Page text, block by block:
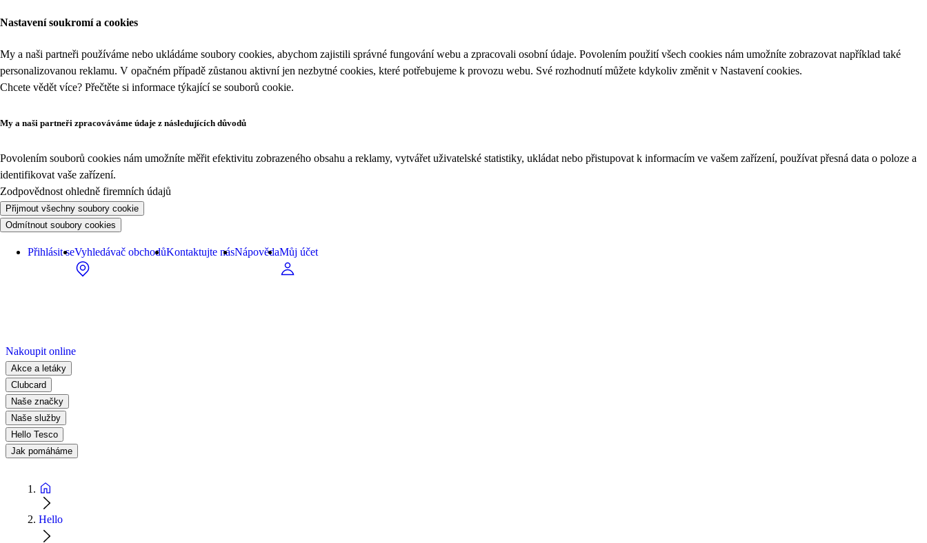
Nastavení soukromí a cookies
My a naši partneři používáme nebo ukládáme soubory cookies, abychom zajistili správné fungování webu a zpracovali osobní údaje. Povolením použití všech cookies nám umožníte zobrazovat například také
personalizovanou reklamu. V opačném případě zůstanou aktivní jen nezbytné cookies, které potřebujeme k provozu webu. Své rozhodnutí můžete kdykoliv změnit v Nastavení cookies.
Chcete vědět více? Přečtěte si informace týkající se souborů cookie.
My a naši partneři zpracováváme údaje z následujících důvodů
Povolením souborů cookies nám umožníte měřit efektivitu zobrazeného obsahu a reklamy, vytvářet uživatelské statistiky, ukládat nebo přistupovat k informacím ve vašem zařízení, používat přesná data o poloze a
identifikovat vaše zařízení.
Zodpovědnost ohledně firemních údajů
Přijmout všechny soubory cookie
Odmítnout soubory cookies
Přihlásit seVyhledávač obchodůKontaktujte násNápovědaMůj účet
Nakoupit online
Akce a letáky
Clubcard
Naše značky
Naše služby
Hello Tesco
Jak pomáháme
Hello